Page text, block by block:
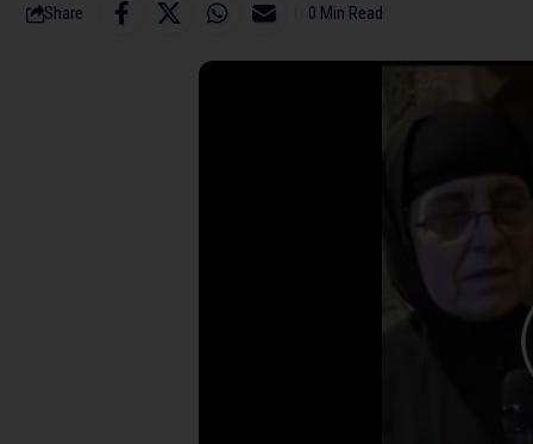
Share 0 Min Read